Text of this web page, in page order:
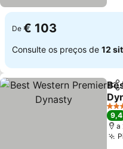
De € 103
Consulte os preços de 12
Ver
4
9,4
a